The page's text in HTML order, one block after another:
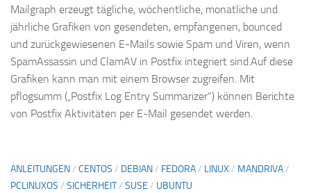
Mailgraph erzeugt tägliche, wöchentliche, monatliche und
jährliche Grafiken von gesendeten, empfangenen, bounced
und zurückgewiesenen E-Mails sowie Spam und Viren, wenn
SpamAssassin und ClamAV in Postfix integriert sind.Auf diese
Grafiken kann man mit einem Browser zugreifen. Mit
pflogsumm („Postfix Log Entry Summarizer“) können Berichte
von Postfix Aktivitäten per E-Mail gesendet werden.
ANLEITUNGEN/ CENTOS / DEBIAN/ FEDORA/ LINUX/ MANDRIVA/
PCLINUXOS / SICHERHEIT/ SUSE / UBUNTU